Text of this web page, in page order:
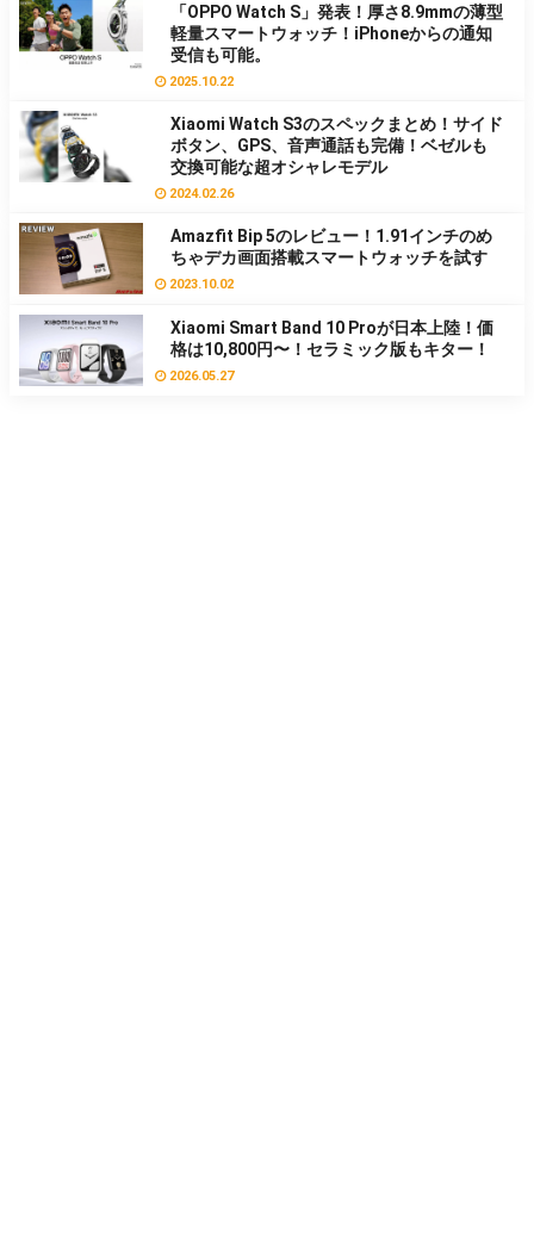
「OPPO Watch S」発表！厚さ8.9mmの薄型
軽量スマートウォッチ！iPhoneからの通知
受信も可能。
2025.10.22
Xiaomi Watch S3のスペックまとめ！サイド
ボタン、GPS、音声通話も完備！ベゼルも
交換可能な超オシャレモデル
2024.02.26
Amazfit Bip 5のレビュー！1.91インチのめ
ちゃデカ画面搭載スマートウォッチを試す
2023.10.02
Xiaomi Smart Band 10 Proが日本上陸！価
格は10,800円〜！セラミック版もキター！
2026.05.27